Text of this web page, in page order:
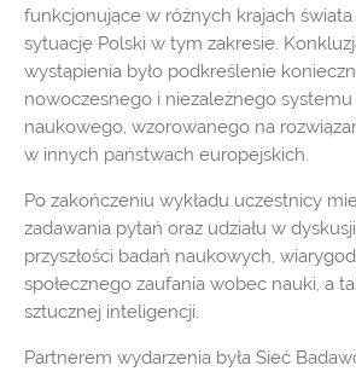
funkcjonujące w różnych krajach świata
sytuację Polski w tym zakresie.
wystąpienia było podkreślenie
nowoczesnego i niezależnego
naukowego, wzorowanego na
w innych państwach europejskich.
Po zakończeniu wykładu uczestnicy
zadawania pytań oraz udziału w
przyszłości badań naukowych,
społecznego zaufania wobec nauki, a
sztucznej inteligencji.
Partnerem wydarzenia była Sieć